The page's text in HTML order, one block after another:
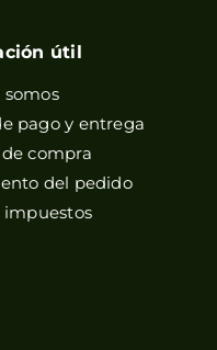
útil
somos
pago y entrega
compra
del pedido
impuestos